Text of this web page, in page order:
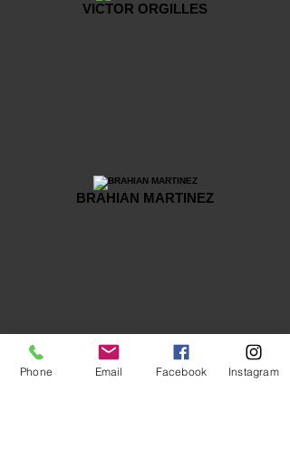
VICTOR ORGILLES
BRAHIAN MARTINEZ
Phone Email Facebook Instagram